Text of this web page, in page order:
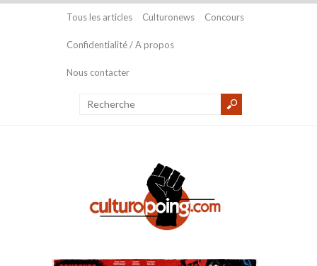
Tous les articles Culturonews Concours
Confidentialité / A propos
Nous contacter